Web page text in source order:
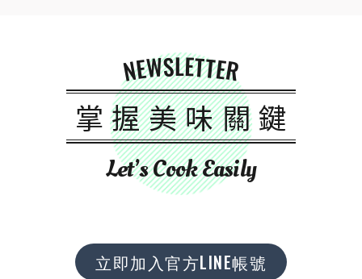
NEWSLETTER
掌握美味關鍵
Let’s Cook Easily
立即加入官方LINE帳號